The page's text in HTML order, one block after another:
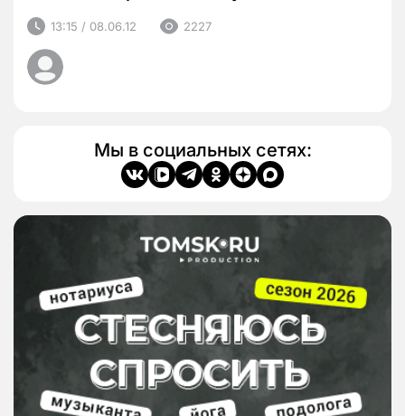
13:15 / 08.06.12 2227
Мы в социальных сетях: